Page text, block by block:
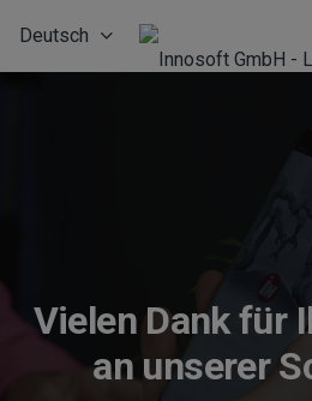
Deutsch
Vielen Dank für
an unserer